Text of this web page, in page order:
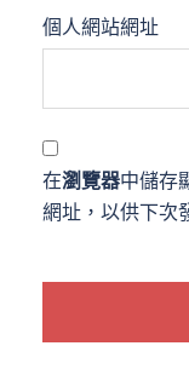
個人網站網址
在瀏覽器中儲存
網址，以供下次